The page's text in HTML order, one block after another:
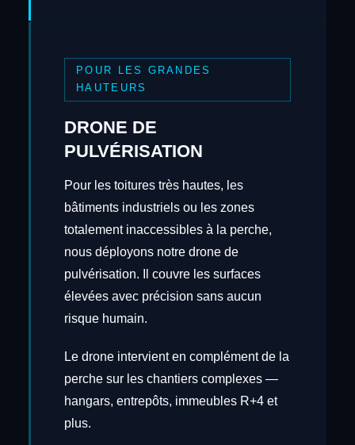
POUR LES GRANDES
HAUTEURS
DRONE DE
PULVÉRISATION
Pour les toitures très hautes, les
bâtiments industriels ou les zones
totalement inaccessibles à la perche,
nous déployons notre drone de
pulvérisation. Il couvre les surfaces
élevées avec précision sans aucun
risque humain.
Le drone intervient en complément de la
perche sur les chantiers complexes —
hangars, entrepôts, immeubles R+4 et
plus.